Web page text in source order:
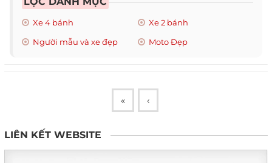
Xe 4 bánh
Xe 2 bánh
Người mẫu và xe đẹp
Moto Đẹp
« ‹
LIÊN KẾT WEBSITE